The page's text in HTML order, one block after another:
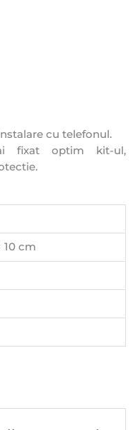
cu telefonul.
fixat optim kit-ul,
10 cm